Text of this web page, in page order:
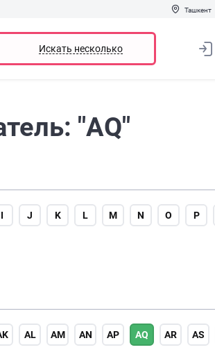
Ташкент
Искать несколько
"AQ"
I J K L M N O P
AL AM AN AP AQ AR AS